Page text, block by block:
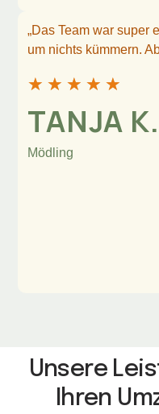
„Das Team war super
um nichts kümmern.
★ ★ ★ ★ ★
TANJA K.
Mödling
Unsere
Ihren